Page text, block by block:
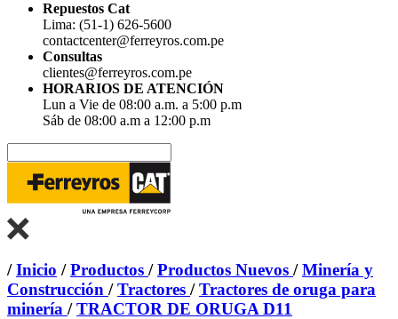
Repuestos Cat
Lima: (51-1) 626-5600
contactcenter@ferreyros.com.pe
Consultas
clientes@ferreyros.com.pe
HORARIOS DE ATENCIÓN
Lun a Vie de 08:00 a.m. a 5:00 p.m
Sáb de 08:00 a.m a 12:00 p.m
/Inicio /Productos /Productos Nuevos /Minería y
Construcción /Tractores /Tractores de oruga para
minería /TRACTOR DE ORUGA D11